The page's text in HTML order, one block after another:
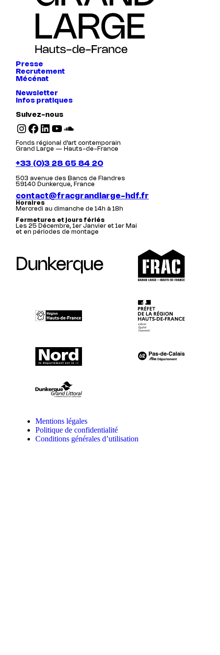
Presse
Recrutement
Mécénat
Newsletter
Infos pratiques
Suivez-nous
Instagram Facebook LinkedIn YouTube SoundCloud
Fonds régional d’art contemporain
Grand Large — Hauts-de-France
+33 (0)3 28 65 84 20
503 avenue des Bancs de Flandres
59140 Dunkerque, France
contact@fracgrandlarge-hdf.fr
Horaires
Mercredi au dimanche de 14h à 18h
Fermetures et jours fériés
Les 25 Décembre, 1er Janvier et 1er Mai
et en périodes de montage
Dunkerque
Mentions légales
Politique de confidentialité
Conditions générales d’utilisation